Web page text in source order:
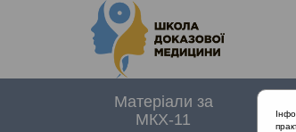
Матеріали за
МКХ-11